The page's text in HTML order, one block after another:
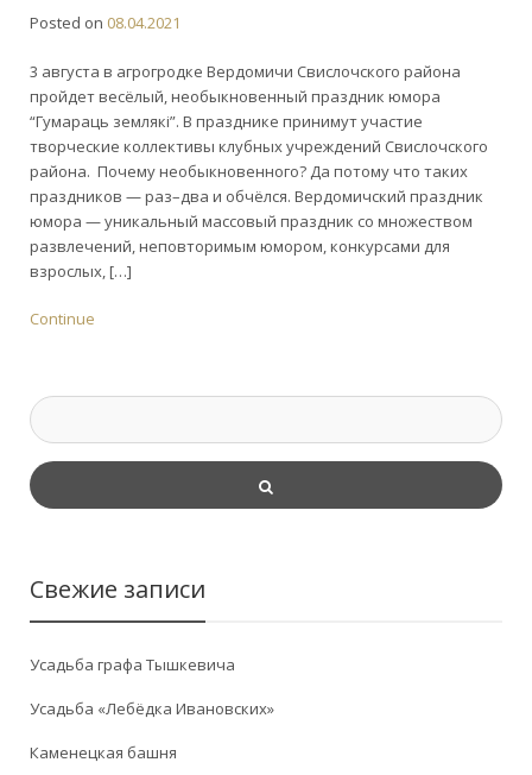
Posted on 08.04.2021
3 августа в агрогродке Вердомичи Свислочского района
пройдет весёлый, необыкновенный праздник юмора
“Гумараць землякi”. В празднике принимут участие
творческие коллективы клубных учреждений Свислочского
района. Почему необыкновенного? Да потому что таких
праздников — раз–два и обчёлся. Вердомичский праздник
юмора — уникальный массовый праздник со множеством
развлечений, неповторимым юмором, конкурсами для
взрослых, […]
Continue
Свежие записи
Усадьба графа Тышкевича
Усадьба «Лебёдка Ивановских»
Каменецкая башня